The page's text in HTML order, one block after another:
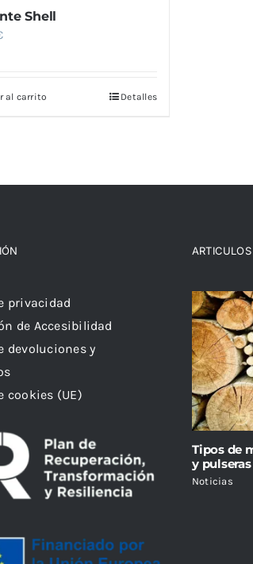
Shell
al carrito Detalles
privacidad
de Accesibilidad
devoluciones y
cookies (UE)
Tipos de
y pulseras
Noticias